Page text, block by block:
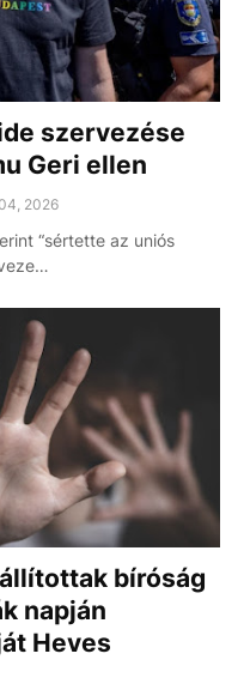
szervezése
Geri ellen
2026
“sértette az uniós
bíróság
napján
Heves